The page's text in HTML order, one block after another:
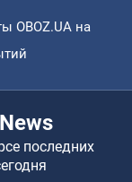
OBOZ.UA на
последних